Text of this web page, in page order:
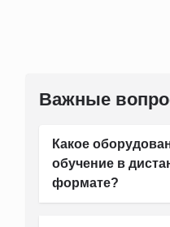
Важные
Какое
обучение в
формате?